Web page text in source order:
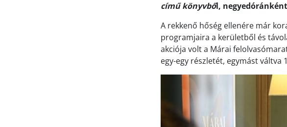
című könyvből,
A rekkenő hőség ellenére már
programjaira a kerületből és
akciója volt a Márai
egy-egy részletét, egymást váltva